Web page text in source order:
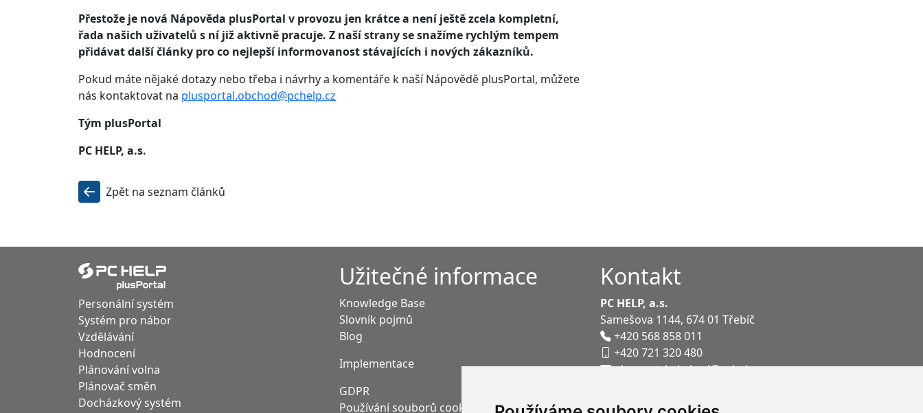
Přestože je nová Nápověda plusPortal v provozu jen krátce a není ještě zcela kompletní,
řada našich uživatelů s ní již aktivně pracuje. Z naší strany se snažíme rychlým tempem
přidávat další články pro co nejlepší informovanost stávajících i nových zákazníků.
Pokud máte nějaké dotazy nebo třeba i návrhy a komentáře k naší Nápovědě plusPortal, můžete
nás kontaktovat na plusportal.obchod@pchelp.cz
Tým plusPortal
PC HELP, a.s.
Zpět na seznam článků
Personální systém
Systém pro nábor
Vzdělávání
Hodnocení
Plánování volna
Plánovač směn
Docházkový systém
Užitečné informace
Knowledge Base
Slovník pojmů
Blog
Implementace
GDPR
Používání souborů cookies
Kontakt
PC HELP, a.s.
Samešova 1144, 674 01 Třebíč
+420 568 858 011
+420 721 320 480
plusportal.obchod@pchelp.cz